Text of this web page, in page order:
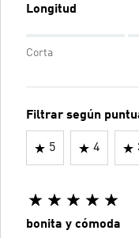
Longitud
Corta
Filtrar según
5 4
bonita y cómoda